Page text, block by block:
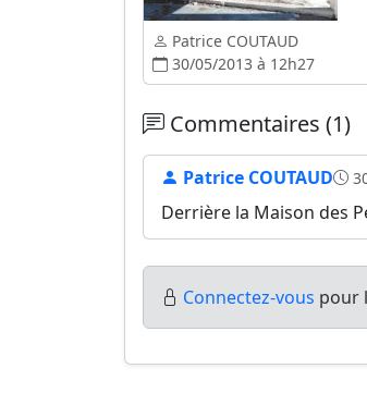
Patrice COUTAUD
30/05/2013 à 12h27
Commentaires (1)
Patrice COUTAUD
Derrière la Maison des
Connectez-vous pour